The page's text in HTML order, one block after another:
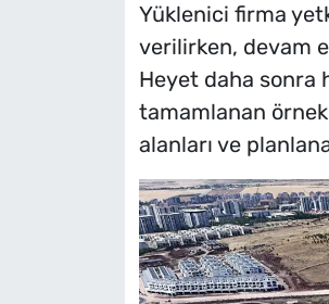
Yüklenici firma
verilirken, devam
Heyet daha sonra
tamamlanan örnek
alanları ve